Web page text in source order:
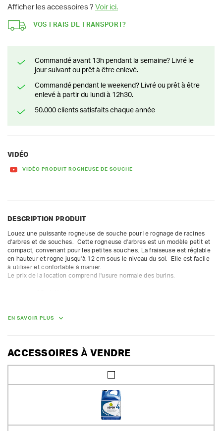
Afficher les accessoires ? Voir ici.
VOS FRAIS DE TRANSPORT?
Commandé avant 13h pendant la semaine? Livré le
jour suivant ou prêt à être enlevé.
Commandé pendant le weekend? Livré ou prêt à être
enlevé à partir du lundi à 12h30.
50.000 clients satisfaits chaque année
VIDÉO
VIDÉO PRODUIT ROGNEUSE DE SOUCHE
DESCRIPTION PRODUIT
Louez une puissante rogneuse de souche pour le rognage de racines
d'arbres et de souches.  Cette rogneuse d'arbres est un modèle petit et
compact, convenant pour les petites souches. La fraiseuse est réglable
en hauteur et rogne jusqu'à 12 cm sous le niveau du sol.  Elle est facile
à utiliser et confortable à manier.
Le prix de la location comprend l'usure normale des burins.
- rendement moyen 0,2 m³/h
130 cm x 65 cm x 105 cm
POIDS
EN SAVOIR PLUS
ACCESSOIRES À VENDRE